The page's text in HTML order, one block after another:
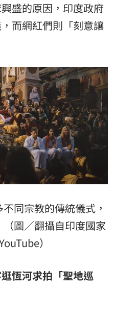
盛的原因，印度政府
而網紅們則「刻意讓
同宗教的傳統儀式，
圖／翻攝自印度國家
）
恆河求拍「聖地巡